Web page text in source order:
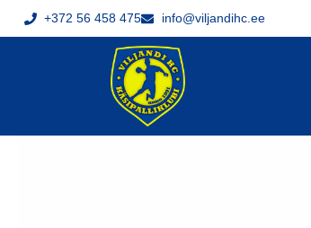
+372 56 458 475 info@viljandihc.ee